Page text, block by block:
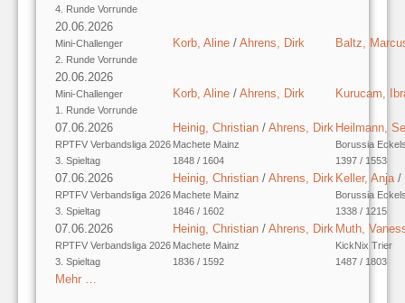
4. Runde Vorrunde
20.06.2026
Mini-Challenger
2. Runde Vorrunde
Korb, Aline / Ahrens, Dirk Baltz,
20.06.2026
Mini-Challenger
1. Runde Vorrunde
Korb, Aline / Ahrens, Dirk Kurucam,
07.06.2026
RPTFV Verbandsliga 2026
3. Spieltag
Heinig, Christian / Ahrens, Dirk
Machete Mainz
1848 / 1604
Heilmann,
Borussia
1397 / 1553
07.06.2026
RPTFV Verbandsliga 2026
3. Spieltag
Heinig, Christian / Ahrens, Dirk
Machete Mainz
1846 / 1602
Keller, Anja /
Borussia
1338 / 1215
07.06.2026
RPTFV Verbandsliga 2026
3. Spieltag
Heinig, Christian / Ahrens, Dirk
Machete Mainz
1836 / 1592
Muth,
KickNix Trier
1487 / 1803
Mehr …